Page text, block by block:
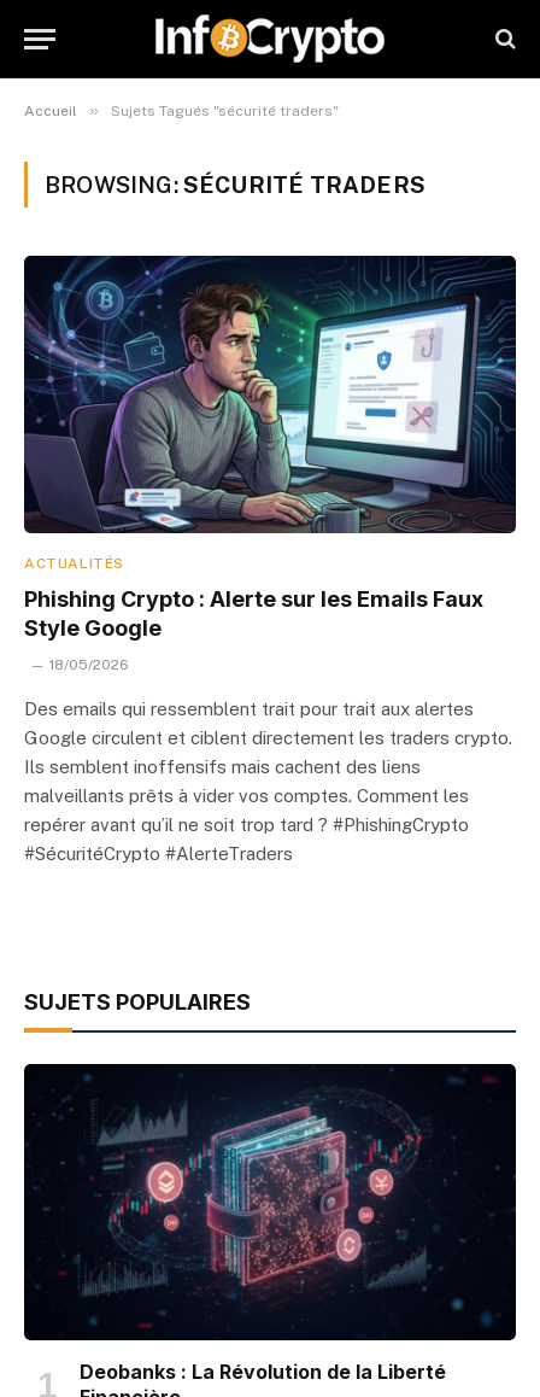
Accueil » Sujets Tagués "sécurité traders"
BROWSING:SÉCURITÉ TRADERS
ACTUALITÉS
Phishing Crypto : Alerte sur les Emails Faux
Style Google
18/05/2026
Des emails qui ressemblent trait pour trait aux alertes
Google circulent et ciblent directement les traders crypto.
Ils semblent inoffensifs mais cachent des liens
malveillants prêts à vider vos comptes. Comment les
repérer avant qu’il ne soit trop tard ? #PhishingCrypto
#SécuritéCrypto #AlerteTraders
SUJETS POPULAIRES
Deobanks : La Révolution de la Liberté